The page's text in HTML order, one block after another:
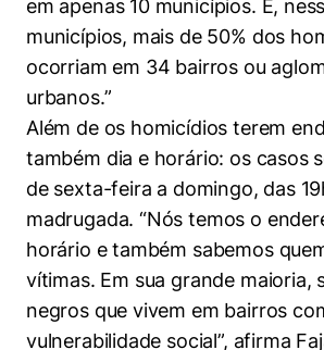
em apenas 10 municípios. E,
municípios, mais de 50% dos
ocorriam em 34 bairros ou
urbanos.”
Além de os homicídios terem
também dia e horário: os casos
de sexta-feira a domingo, das
madrugada. “Nós temos o
horário e também sabemos
vítimas. Em sua grande maioria,
negros que vivem em bairros
vulnerabilidade social”, afirma